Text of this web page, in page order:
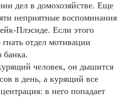
дел в домохозяйстве. Еще
неприятные воспоминания
Плэсиде. Если этого
отдел мотивации
банка.
человек, он дышится
в день, а курящий все
в него попадает